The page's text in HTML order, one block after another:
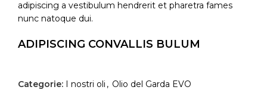
All’olfatto è erbaceo, caratterizzato da note di foglie di
carciofo e d’erba medica falciata. Al gusto si caratterizza
con spiccati sentori di carciofo fresco, erbe di campo e
adipiscing a vestibulum hendrerit et pharetra fames
nunc natoque dui.
ADIPISCING CONVALLIS BULUM
bulum parturient suspendisse.
Categorie: I nostri oli , Olio del Garda EVO